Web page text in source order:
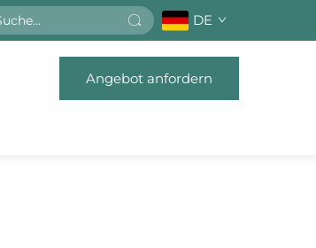
DE
Angebot anfordern